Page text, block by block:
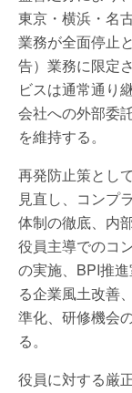
東京・横浜・名
業務が全面停止
告）業務に限定
ビスは通常通り
会社への外部委
を維持する。
再発防止策とし
見直し、コンプ
体制の徹底、内
役員主導でのコ
の実施、BPI推
る企業風土改善
準化、研修機会
る。
役員に対する厳